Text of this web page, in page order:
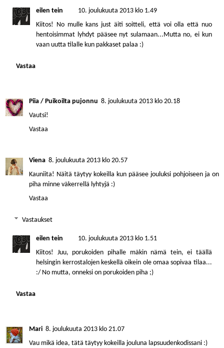
eilen tein
10. joulukuuta 2013 klo 1.49
Kiitos! No mulle kans just äiti soitteli, että voi olla että nuo
hentoisimmat lyhdyt pääsee nyt sulamaan...Mutta no, ei kun
vaan uutta tilalle kun pakkaset palaa :)
Vastaa
Piia / Puikoilta pujonnu 8. joulukuuta 2013 klo 20.18
Vautsi!
Vastaa
Viena 8. joulukuuta 2013 klo 20.57
Kauniita! Näitä täytyy kokeilla kun pääsee jouluksi pohjoiseen ja on
piha minne väkerrellä lyhtyjä :)
Vastaa
Vastaukset
eilen tein
10. joulukuuta 2013 klo 1.51
Kiitos! Juu, porukoiden pihalle mäkin nämä tein, ei täällä
helsingin kerrostalojen keskellä oikein ole omaa sopivaa tilaa...
:/ No mutta, onneksi on porukoiden piha ;)
Vastaa
Mari 8. joulukuuta 2013 klo 21.07
Vau mikä idea, tätä täytyy kokeilla jouluna lapsuudenkodissani :)